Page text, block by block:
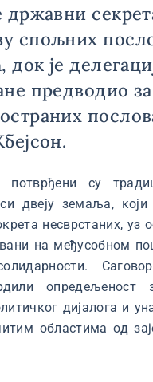
државни
спољних
док је
предводио
потврђени су
двеју земаља, који
несврстаних, уз
на међусобном
дијалога и
областима од